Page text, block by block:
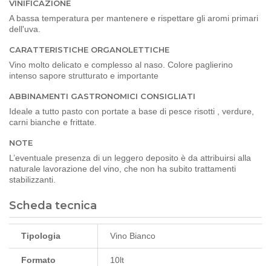
VINIFICAZIONE
A bassa temperatura per mantenere e rispettare gli aromi primari
dell'uva.
CARATTERISTICHE ORGANOLETTICHE
Vino molto delicato e complesso al naso. Colore paglierino
intenso sapore strutturato e importante
ABBINAMENTI GASTRONOMICI CONSIGLIATI
Ideale a tutto pasto con portate a base di pesce risotti , verdure,
carni bianche e frittate.
NOTE
L’eventuale presenza di un leggero deposito è da attribuirsi alla
naturale lavorazione del vino, che non ha subito trattamenti
stabilizzanti.
Scheda tecnica
Tipologia Vino Bianco
Formato 10lt